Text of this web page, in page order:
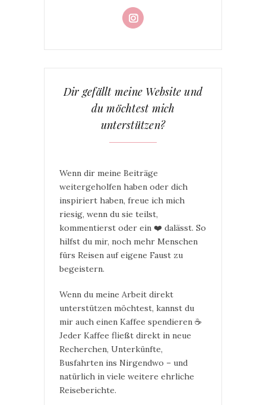
Dir gefällt meine Website und
du möchtest mich
unterstützen?
Wenn dir meine Beiträge
weitergeholfen haben oder dich
inspiriert haben, freue ich mich
riesig, wenn du sie teilst,
kommentierst oder ein ❤️ dalässt. So
hilfst du mir, noch mehr Menschen
fürs Reisen auf eigene Faust zu
begeistern.
Wenn du meine Arbeit direkt
unterstützen möchtest, kannst du
mir auch einen Kaffee spendieren ☕
Jeder Kaffee fließt direkt in neue
Recherchen, Unterkünfte,
Busfahrten ins Nirgendwo – und
natürlich in viele weitere ehrliche
Reiseberichte.